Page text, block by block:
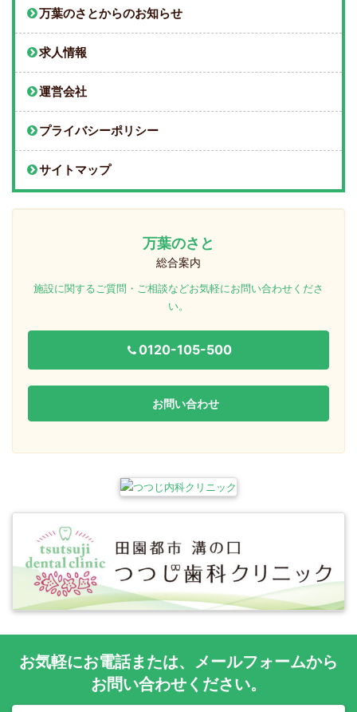
万葉のさとからのお知らせ
求人情報
運営会社
プライバシーポリシー
サイトマップ
万葉のさと
総合案内
施設に関するご質問・ご相談などお気軽にお問い合わせくださ
い。
0120-105-500
お問い合わせ
お気軽にお電話または、 メールフォームから
お問い合わせください。